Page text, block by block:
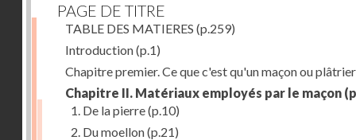
PAGE DE TITRE
TABLE DES MATIERES (p.259)
Introduction(p.1)
Chapitre premier. Ce que c'est qu'un maçon ou plâtrier
Chapitre II. Matériaux employés par le maçon
1. De la pierre(p.10)
2. Du moellon(p.21)